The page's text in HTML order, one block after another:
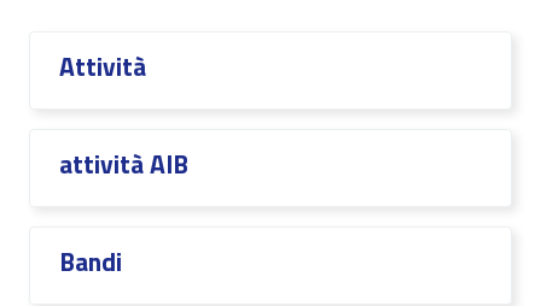
Attività
attività AIB
Bandi